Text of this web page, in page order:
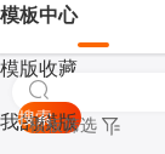
模板中心
模版收藏
我的模版
搜索
模板筛选